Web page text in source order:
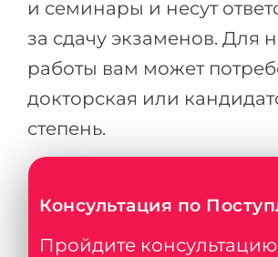
и семинары и несут
за сдачу экзаменов. Для
работы вам может
докторская или
степень.
Консультация по
Пройдите